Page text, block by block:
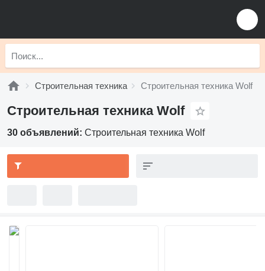
Строительная техника Строительная техника Wolf
Строительная техника Wolf
30 объявлений: Строительная техника Wolf